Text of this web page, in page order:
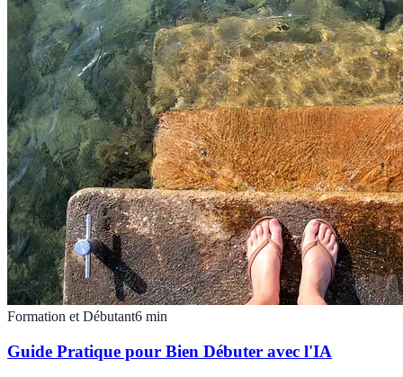
Formation et Débutant6 min
Guide Pratique pour Bien Débuter avec l'IA